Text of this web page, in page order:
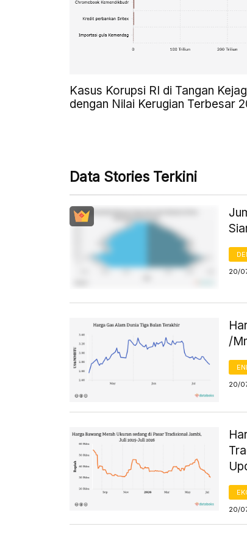
Kasus Korupsi RI di Tangan
dengan Nilai Kerugian Terbesar
Data Stories Terkini
20/
/
20/
20/